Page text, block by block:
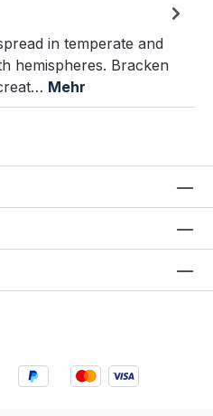
in temperate and
hemispheres. Bracken
Mehr